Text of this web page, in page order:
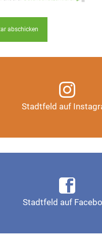
Stadtfeld auf
Instagram-Kanal
Auf Instagram
Stadtfeld auf
Seite Magdeburg-